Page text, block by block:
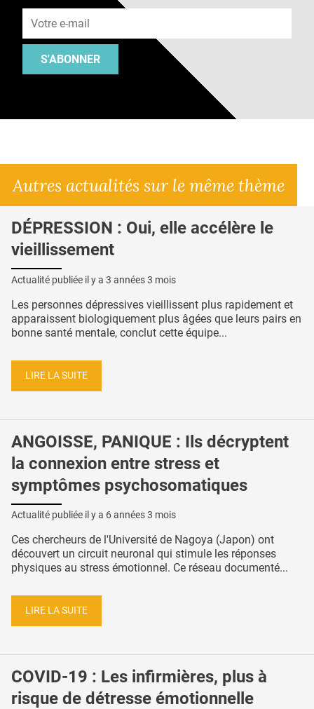
S'ABONNER
Autres actualités sur le même thème
DÉPRESSION : Oui, elle accélère le
vieillissement
Actualité publiée il y a 3 années 3 mois
Les personnes dépressives vieillissent plus rapidement et
apparaissent biologiquement plus âgées que leurs pairs en
bonne santé mentale, conclut cette équipe...
LIRE LA SUITE
ANGOISSE, PANIQUE : Ils décryptent
la connexion entre stress et
symptômes psychosomatiques
Actualité publiée il y a 6 années 3 mois
Ces chercheurs de l'Université de Nagoya (Japon) ont
découvert un circuit neuronal qui stimule les réponses
physiques au stress émotionnel. Ce réseau documenté...
LIRE LA SUITE
COVID-19 : Les infirmières, plus à
risque de détresse émotionnelle